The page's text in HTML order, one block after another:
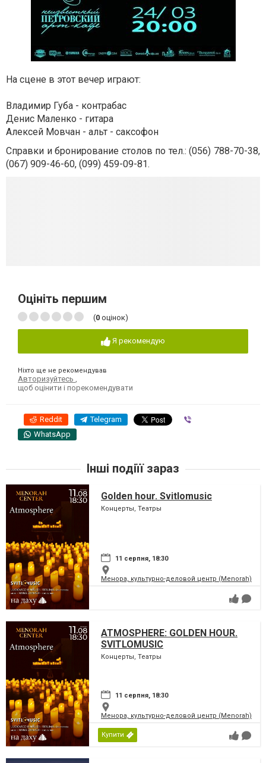
На сцене в этот вечер играют:
Владимир Губа - контрабас
Денис Маленко - гитара
Алексей Мовчан - альт - саксофон
Справки и бронирование столов по тел.: (056) 788-70-38,
(067) 909-46-60, (099) 459-09-81.
Оцініть першим
(0 оцінок)
Я рекомендую
Ніхто ще не рекомендував
Авторизуйтесь
щоб оцінити і порекомендувати
Reddit Telegram
WhatsApp
Інші подіїї зараз
Golden hour. Svitlomusic
Концерты, Театры
11 серпня, 18:30
Менора, культурно-деловой центр (Menorah)
ATMOSPHERE: GOLDEN HOUR.
SVITLOMUSIC
Концерты, Театры
11 серпня, 18:30
Менора, культурно-деловой центр (Menorah)
Купити